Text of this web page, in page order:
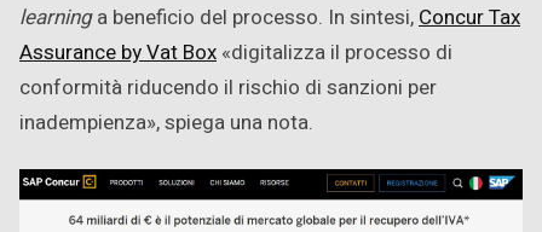
learninga beneficio del processo. In sintesi,Concur Tax
Assurance by Vat Box «digitalizza il processo di
conformità riducendo il rischio di sanzioni per
inadempienza», spiega una nota.